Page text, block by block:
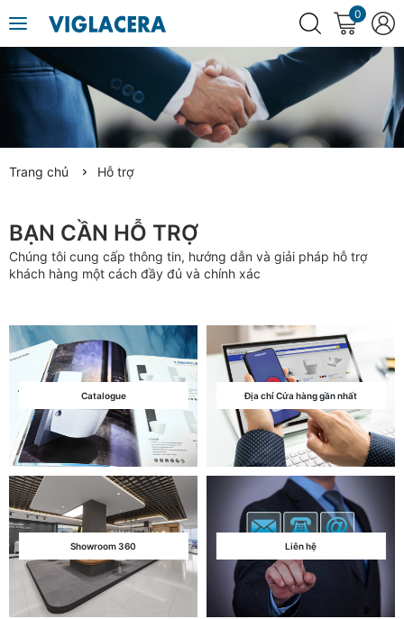
0
Trang chủ Hỗ trợ
BẠN CẦN HỖ TRỢ
Chúng tôi cung cấp thông tin, hướng dẫn và giải pháp hỗ trợ
khách hàng một cách đầy đủ và chính xác
Catalogue Địa chỉ Cửa hàng gần nhất
Showroom 360 Liên hệ